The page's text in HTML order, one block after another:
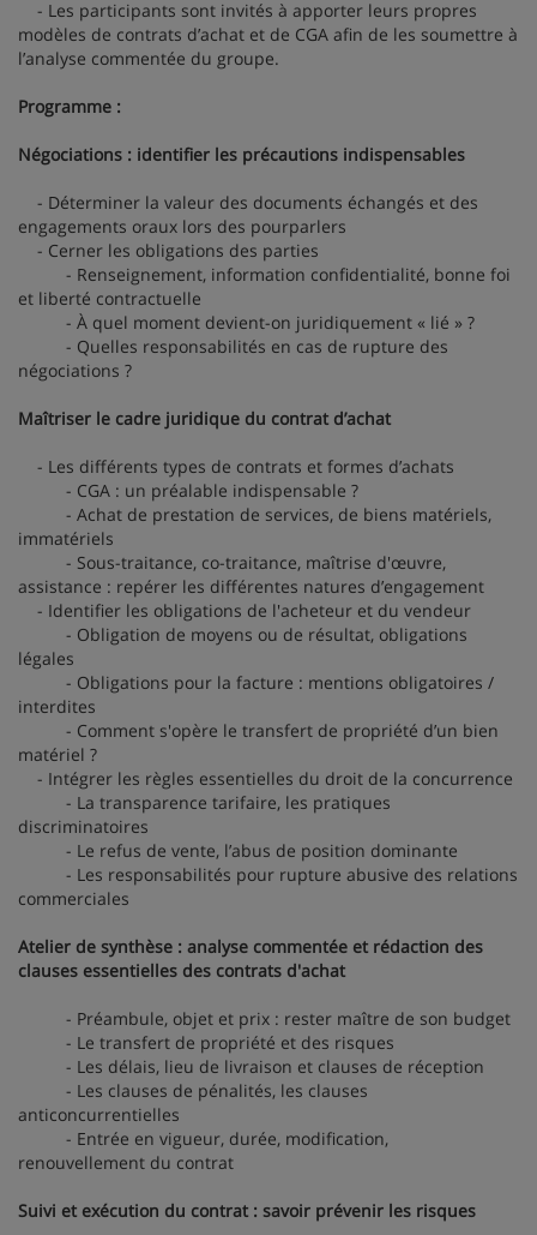
- Les participants sont invités à apporter leurs propres
modèles de contrats d’achat et de CGA afin de les soumettre à
l’analyse commentée du groupe.
Programme :
Négociations : identifier les précautions indispensables
- Déterminer la valeur des documents échangés et des
engagements oraux lors des pourparlers
- Cerner les obligations des parties
- Renseignement, information confidentialité, bonne foi
et liberté contractuelle
- À quel moment devient-on juridiquement « lié » ?
- Quelles responsabilités en cas de rupture des
négociations ?
Maîtriser le cadre juridique du contrat d’achat
- Les différents types de contrats et formes d’achats
- CGA : un préalable indispensable ?
- Achat de prestation de services, de biens matériels,
immatériels
- Sous-traitance, co-traitance, maîtrise d'œuvre,
assistance : repérer les différentes natures d’engagement
- Identifier les obligations de l'acheteur et du vendeur
- Obligation de moyens ou de résultat, obligations
légales
- Obligations pour la facture : mentions obligatoires /
interdites
- Comment s'opère le transfert de propriété d’un bien
matériel ?
- Intégrer les règles essentielles du droit de la concurrence
- La transparence tarifaire, les pratiques
discriminatoires
- Le refus de vente, l’abus de position dominante
- Les responsabilités pour rupture abusive des relations
commerciales
Atelier de synthèse : analyse commentée et rédaction des
clauses essentielles des contrats d'achat
- Préambule, objet et prix : rester maître de son budget
- Le transfert de propriété et des risques
- Les délais, lieu de livraison et clauses de réception
- Les clauses de pénalités, les clauses
anticoncurrentielles
- Entrée en vigueur, durée, modification,
renouvellement du contrat
Suivi et exécution du contrat : savoir prévenir les risques